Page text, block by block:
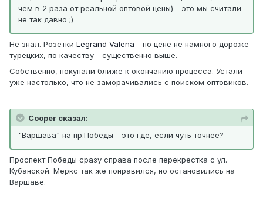
чем в 2 раза от реальной оптовой цены) - это мы считали
не так давно ;)
Не знал. Розетки Legrand Valena - по цене не намного дороже
турецких, по качеству - существенно выше.
Собственно, покупали ближе к окончанию процесса. Устали
уже настолько, что не заморачивались с поиском оптовиков.
Cooper сказал:
"Варшава" на пр.Победы - это где, если чуть точнее?
Проспект Победы сразу справа после перекрестка с ул.
Кубанской. Меркс так же понравился, но остановились на
Варшаве.